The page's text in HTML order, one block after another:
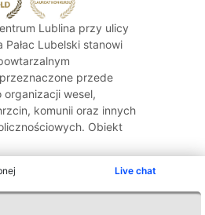
Live chat
Lublina przy ulicy
Pałac Lubelski stanowi
przede
wesel,
komunii oraz innych
Obiekt